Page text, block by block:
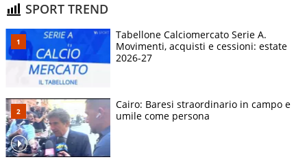
SPORT TREND
Tabellone Calciomercato Serie A.
Movimenti, acquisti e cessioni: estate
2026-27
Cairo: Baresi straordinario in campo e
umile come persona